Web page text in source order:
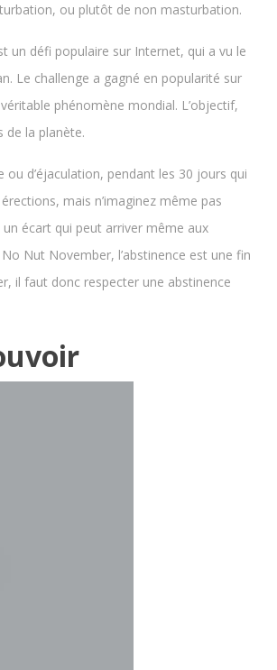
ou plutôt de non masturbation.
un défi populaire sur Internet, qui a vu le
Le challenge a gagné en popularité sur
phénomène mondial. L’objectif,
de la planète.
d’éjaculation, pendant les 30 jours qui
mais n’imaginez même pas
écart qui peut arriver même aux
Nut November, l’abstinence est une fin
il faut donc respecter une abstinence